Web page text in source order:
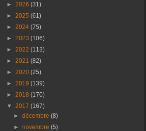
► 2026 (31)
► 2025 (61)
► 2024 (75)
► 2023 (106)
► 2022 (113)
► 2021 (82)
► 2020 (25)
► 2019 (139)
► 2018 (170)
▼ 2017 (167)
►décembre(8)
►novembre(5)